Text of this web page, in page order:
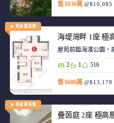
售 $830萬 @$10,085
黃金置頂盤
海堤灣畔 1座 極
屋苑前臨海濱公園，
2 1 516
售 $680萬 @$13,178
黃金置頂盤
疊茵庭 2座 極高